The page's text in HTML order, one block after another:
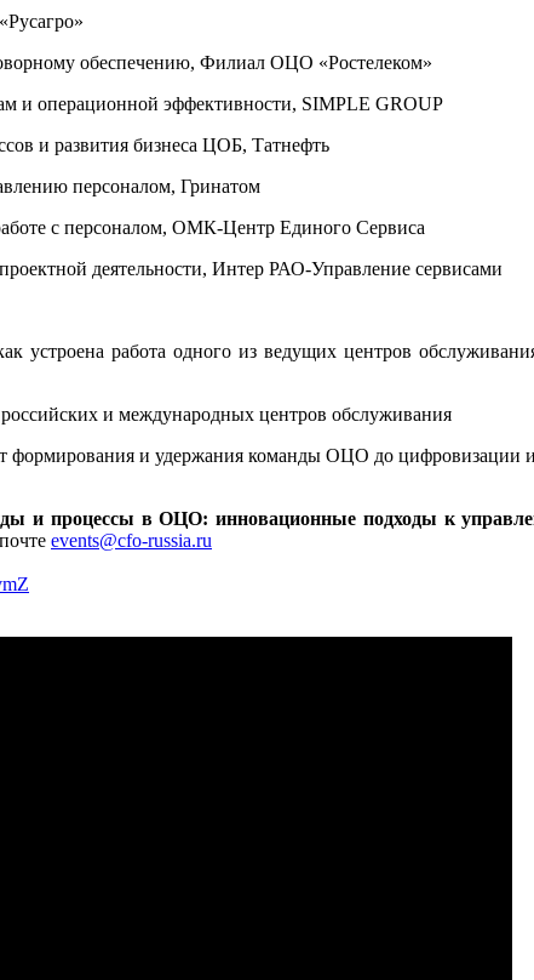
обеспечению, Филиал ОЦО «Ростелеком»
и операционной эффективности, SIMPLE GROUP
и развития бизнеса ЦОБ, Татнефть
персоналом, Гринатом
с персоналом, ОМК-Центр Единого Сервиса
деятельности, Интер РАО-Управление сервисами
устроена работа одного из ведущих центров
и международных центров обслуживания
формирования и удержания команды ОЦО до цифровизации
и процессы в ОЦО: инновационные подходы к
events@cfo-russia.ru